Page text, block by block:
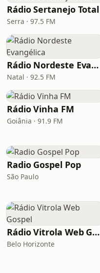
Rádio Sertanejo Total
Serra · 97.5 FM
Rádio Nordeste Evangélica
Natal · 92.5 FM
Rádio Vinha FM
Goiânia · 91.9 FM
Radio Gospel Pop
São Paulo
Rádio Vitrola Web Gospel
Belo Horizonte